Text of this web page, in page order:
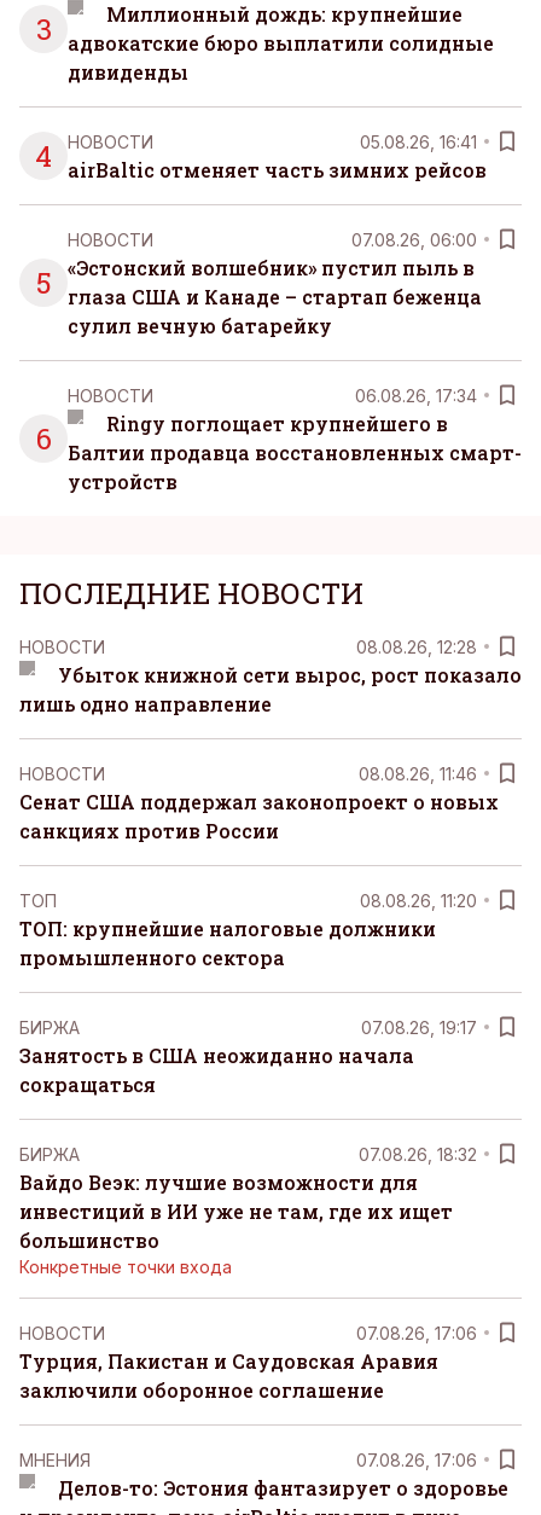
3
Миллионный дождь: крупнейшие
адвокатские бюро выплатили солидные
дивиденды
4 НОВОСТИ 05.08.26, 16:41
airBaltic отменяет часть зимних рейсов
5
НОВОСТИ 07.08.26, 06:00
«Эстонский волшебник» пустил пыль в
глаза США и Канаде – стартап беженца
сулил вечную батарейку
6
НОВОСТИ 06.08.26, 17:34
Ringy поглощает крупнейшего в
Балтии продавца восстановленных смарт-
устройств
ПОСЛЕДНИЕ НОВОСТИ
НОВОСТИ 08.08.26, 12:28
Убыток книжной сети вырос, рост показало
лишь одно направление
НОВОСТИ 08.08.26, 11:46
Сенат США поддержал законопроект о новых
санкциях против России
ТОП 08.08.26, 11:20
ТОП: крупнейшие налоговые должники
промышленного сектора
БИРЖА 07.08.26, 19:17
Занятость в США неожиданно начала
сокращаться
БИРЖА 07.08.26, 18:32
Вайдо Веэк: лучшие возможности для
инвестиций в ИИ уже не там, где их ищет
большинство
Конкретные точки входа
НОВОСТИ 07.08.26, 17:06
Турция, Пакистан и Саудовская Аравия
заключили оборонное соглашение
MНЕНИЯ 07.08.26, 17:06
Делов-то: Эстония фантазирует о здоровье